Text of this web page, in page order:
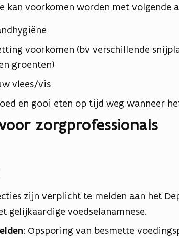
kan voorkomen worden met volgende
voorkomen (bv verschillende
groenten)
vlees/vis
en gooi eten op tijd weg wanneer
zorgprofessionals
zijn verplicht te melden aan het
gelijkaardige voedselanamnese.
: Opsporing van besmette